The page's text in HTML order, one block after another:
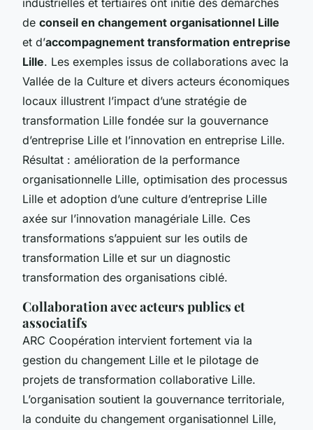
de conseil en changement organisationnel Lille
et d’accompagnement transformation entreprise
Lille. Les exemples issus de collaborations avec la
Vallée de la Culture et divers acteurs économiques
locaux illustrent l’impact d’une stratégie de
transformation Lille fondée sur la gouvernance
d’entreprise Lille et l’innovation en entreprise Lille.
Résultat : amélioration de la performance
organisationnelle Lille, optimisation des processus
Lille et adoption d’une culture d’entreprise Lille
axée sur l’innovation managériale Lille. Ces
transformations s’appuient sur les outils de
transformation Lille et sur un diagnostic
transformation des organisations ciblé.
Collaboration avec acteurs publics et
associatifs
ARC Coopération intervient fortement via la
gestion du changement Lille et le pilotage de
projets de transformation collaborative Lille.
L’organisation soutient la gouvernance territoriale,
la conduite du changement organisationnel Lille,